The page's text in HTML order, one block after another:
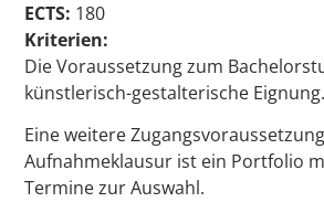
ECTS: 180
Kriterien:
Die Voraussetzung zum
künstlerisch-gestalterische Eignung.
Eine weitere
Aufnahmeklausur ist ein Portfolio
Termine zur Auswahl.